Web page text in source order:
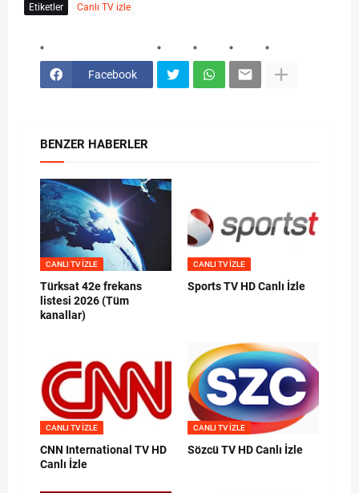
Etiketler Canlı TV izle
Facebook
BENZER HABERLER
CANLI TV IZLE
Türksat 42e frekans
listesi 2026 (Tüm
kanallar)
CANLI TV IZLE
Sports TV HD Canlı İzle
CANLI TV IZLE
CNN International TV HD
Canlı İzle
CANLI TV IZLE
Sözcü TV HD Canlı İzle